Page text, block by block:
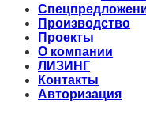
Производство
Проекты
О компании
ЛИЗИНГ
Контакты
Авторизация